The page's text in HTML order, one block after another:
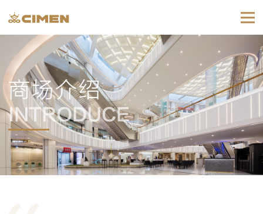
商场介绍
INTRODUCE